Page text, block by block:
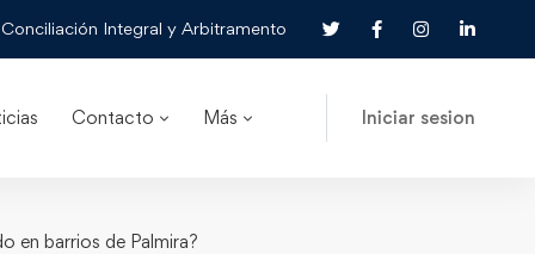
Integral y Arbitramento
Contacto Más Iniciar sesion
en barrios de Palmira?